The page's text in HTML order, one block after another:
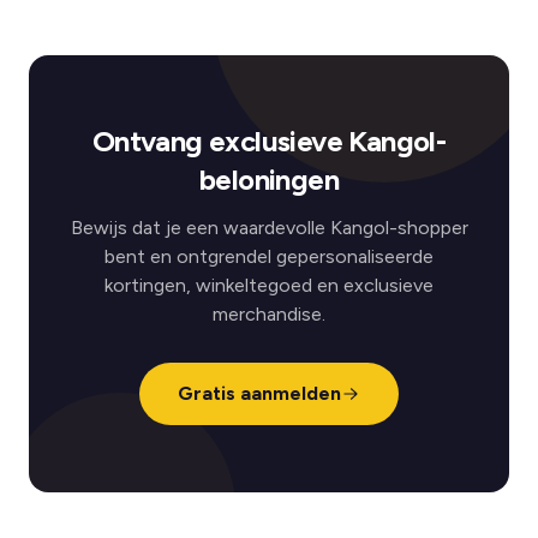
Ontvang exclusieve Kangol-
beloningen
Bewijs dat je een waardevolle Kangol-shopper
bent en ontgrendel gepersonaliseerde
kortingen, winkeltegoed en exclusieve
merchandise.
Gratis aanmelden